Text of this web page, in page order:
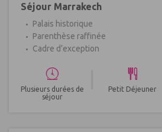
Séjour Marrakech
Palais historique
Parenthèse raffinée
Cadre d’exception
Plusieurs durées de
séjour
Petit Déjeuner